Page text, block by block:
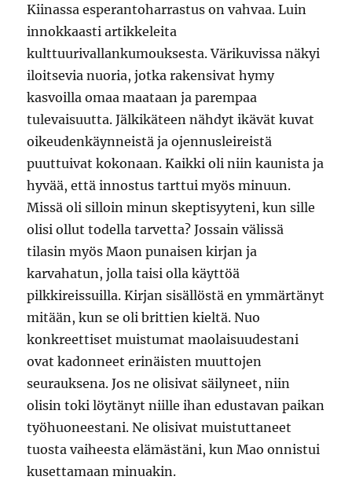
Kiinassa esperantoharrastus on vahvaa. Luin
innokkaasti artikkeleita
kulttuurivallankumouksesta. Värikuvissa näkyi
iloitsevia nuoria, jotka rakensivat hymy
kasvoilla omaa maataan ja parempaa
tulevaisuutta. Jälkikäteen nähdyt ikävät kuvat
oikeudenkäynneistä ja ojennusleireistä
puuttuivat kokonaan. Kaikki oli niin kaunista ja
hyvää, että innostus tarttui myös minuun.
Missä oli silloin minun skeptisyyteni, kun sille
olisi ollut todella tarvetta? Jossain välissä
tilasin myös Maon punaisen kirjan ja
karvahatun, jolla taisi olla käyttöä
pilkkireissuilla. Kirjan sisällöstä en ymmärtänyt
mitään, kun se oli brittien kieltä. Nuo
konkreettiset muistumat maolaisuudestani
ovat kadonneet erinäisten muuttojen
seurauksena. Jos ne olisivat säilyneet, niin
olisin toki löytänyt niille ihan edustavan paikan
työhuoneestani. Ne olisivat muistuttaneet
tuosta vaiheesta elämästäni, kun Mao onnistui
kusettamaan minuakin.